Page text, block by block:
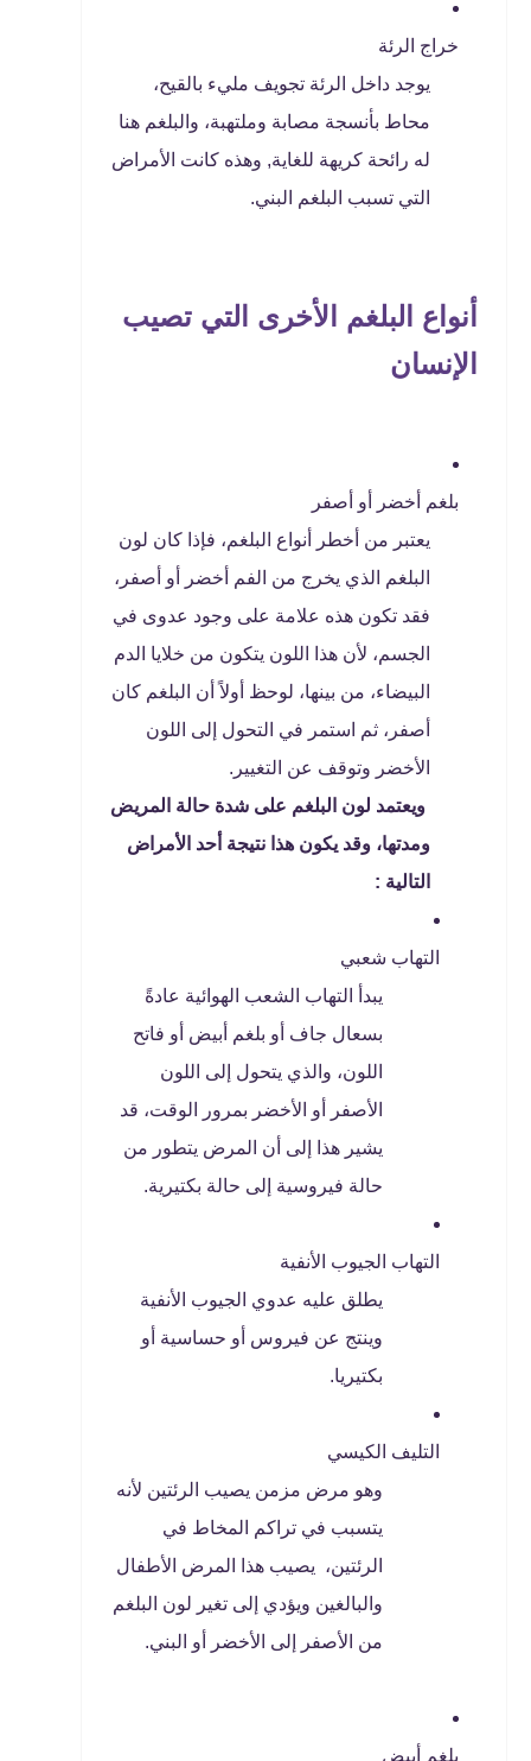
خراج الرئة
يوجد داخل الرئة تجويف مليء بالقيح،
محاط بأنسجة مصابة وملتهبة، والبلغم هنا
له رائحة كريهة للغاية, وهذه كانت الأمراض
التي تسبب البلغم البني.
أنواع البلغم الأخرى التي تصيب
الإنسان
بلغم أخضر أو ​​أصفر
يعتبر من أخطر أنواع البلغم، فإذا كان لون
البلغم الذي يخرج من الفم أخضر أو ​​أصفر،
فقد تكون هذه علامة على وجود عدوى في
الجسم، لأن هذا اللون يتكون من خلايا الدم
البيضاء، من بينها، لوحظ أولاً أن البلغم كان
أصفر، ثم استمر في التحول إلى اللون
الأخضر وتوقف عن التغيير.
ويعتمد لون البلغم على شدة حالة المريض
ومدتها، وقد يكون هذا نتيجة أحد الأمراض
التالية :
التهاب شعبي
يبدأ التهاب الشعب الهوائية عادةً
بسعال جاف أو بلغم أبيض أو فاتح
اللون، والذي يتحول إلى اللون
الأصفر أو الأخضر بمرور الوقت، قد
يشير هذا إلى أن المرض يتطور من
حالة فيروسية إلى حالة بكتيرية.
التهاب الجيوب الأنفية
يطلق عليه عدوي الجيوب الأنفية
وينتج عن فيروس أو حساسية أو
بكتيريا.
التليف الكيسي
وهو مرض مزمن يصيب الرئتين لأنه
يتسبب في تراكم المخاط في
الرئتين، يصيب هذا المرض الأطفال
والبالغين ويؤدي إلى تغير لون البلغم
من الأصفر إلى الأخضر أو ​​البني.
بلغم أبيض